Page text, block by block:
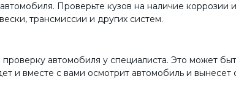
Проверьте кузов на наличие
трансмиссии и других систем.
автомобиля у специалиста. Это может
и вместе с вами осмотрит автомобиль и